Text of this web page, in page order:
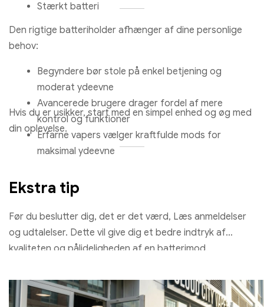
Stærkt batteri
Den rigtige batteriholder afhænger af dine personlige
behov:
Begyndere bør stole på enkel betjening og
moderat ydeevne
Avancerede brugere drager fordel af mere
kontrol og funktioner
Erfarne vapers vælger kraftfulde mods for
maksimal ydeevne
Hvis du er usikker, start med en simpel enhed og øg med
din oplevelse.
Ekstra tip
Før du beslutter dig, det er det værd, Læs anmeldelser
og udtalelser. Dette vil give dig et bedre indtryk af
kvaliteten og pålideligheden af ​​en batterimod.